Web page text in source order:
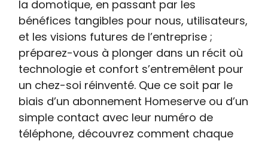
la domotique, en passant par les
bénéfices tangibles pour nous, utilisateurs,
et les visions futures de l’entreprise ;
préparez-vous à plonger dans un récit où
technologie et confort s’entremêlent pour
un chez-soi réinventé. Que ce soit par le
biais d’un abonnement Homeserve ou d’un
simple contact avec leur numéro de
téléphone, découvrez comment chaque